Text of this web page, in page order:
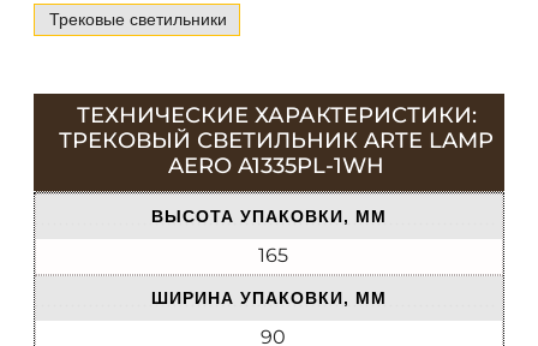
Трековые светильники
ТЕХНИЧЕСКИЕ ХАРАКТЕРИСТИКИ:
ТРЕКОВЫЙ СВЕТИЛЬНИК ARTE LAMP
AERO A1335PL-1WH
ВЫСОТА УПАКОВКИ, ММ
165
ШИРИНА УПАКОВКИ, ММ
90